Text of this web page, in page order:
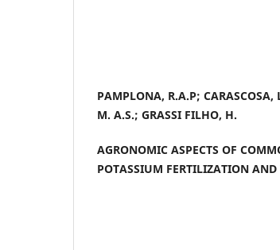
PAMPLONA, R.A.P;
M. A.S.; GRASSI FILHO, H.
AGRONOMIC ASPECTS OF
POTASSIUM FERTILIZATION AND